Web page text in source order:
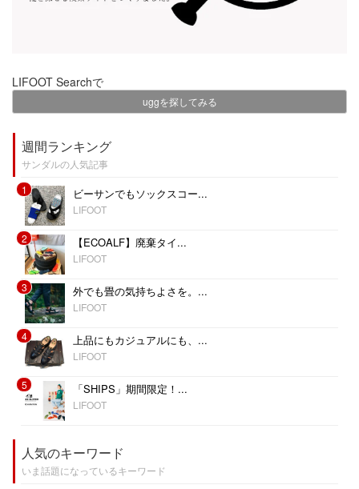
LIFOOT Searchで
uggを探してみる
週間ランキング
サンダルの人気記事
1
ビーサンでもソックスコー...
LIFOOT
2 【ECOALF】廃棄タイ...
LIFOOT
3 外でも畳の気持ちよさを。...
LIFOOT
4 上品にもカジュアルにも、...
LIFOOT
5 「SHIPS」期間限定！...
LIFOOT
人気のキーワード
いま話題になっているキーワード